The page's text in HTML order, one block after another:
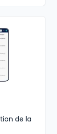
de la